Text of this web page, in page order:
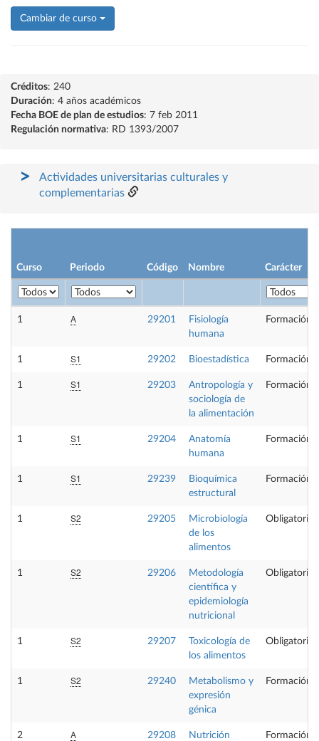
Cambiar de curso
Créditos: 240
Duración: 4 años académicos
Fecha BOE de plan de estudios: 7 feb 2011
Regulación normativa: RD 1393/2007
Actividades universitarias culturales y
complementarias
Curso Periodo Código Nombre Carácter
1 A 29201
Fisiología
humana
Formación
1 S1 29202 Bioestadística Formación
1 S1 29203
Antropología y
sociología de
la alimentación
Formación
1 S1 29204
Anatomía
humana
Formación
1 S1 29239
Bioquímica
estructural
Formación
1 S2 29205
Microbiología
de los
alimentos
Obligatoria
1 S2 29206
Metodología
científica y
epidemiología
nutricional
Obligatoria
1 S2 29207
Toxicología de
los alimentos
Obligatoria
1 S2 29240
Metabolismo y
expresión
génica
Formación
2 A 29208
Nutrición
Formación